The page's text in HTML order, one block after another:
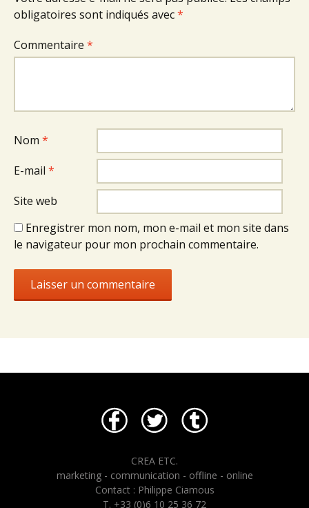
obligatoires sont indiqués avec*
Commentaire *
Nom *
E-mail *
Site web
Enregistrer mon nom, mon e-mail et mon site dans
le navigateur pour mon prochain commentaire.
CREA ETC.
marketing - communication - offline - online
Contact : Philippe Ciamous
T. +33 (0)6 10 25 36 72